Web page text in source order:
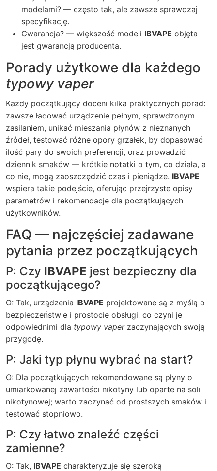
modelami? — często tak, ale zawsze sprawdzaj
specyfikację.
Gwarancja? — większość modeli IBVAPE objęta
jest gwarancją producenta.
Porady użytkowe dla każdego
typowy vaper
Każdy początkujący doceni kilka praktycznych porad:
zawsze ładować urządzenie pełnym, sprawdzonym
zasilaniem, unikać mieszania płynów z nieznanych
źródeł, testować różne opory grzałek, by dopasować
ilość pary do swoich preferencji, oraz prowadzić
dziennik smaków — krótkie notatki o tym, co działa, a
co nie, mogą zaoszczędzić czas i pieniądze. IBVAPE
wspiera takie podejście, oferując przejrzyste opisy
parametrów i rekomendacje dla początkujących
użytkowników.
FAQ — najczęściej zadawane
pytania przez początkujących
P: Czy IBVAPE jest bezpieczny dla
początkującego?
O: Tak, urządzenia IBVAPE projektowane są z myślą o
bezpieczeństwie i prostocie obsługi, co czyni je
odpowiednimi dla typowy vaperzaczynających swoją
przygodę.
P: Jaki typ płynu wybrać na start?
O: Dla początkujących rekomendowane są płyny o
umiarkowanej zawartości nikotyny lub oparte na soli
nikotynowej; warto zaczynać od prostszych smaków i
testować stopniowo.
P: Czy łatwo znaleźć części
zamienne?
O: Tak, IBVAPE charakteryzuje się szeroką